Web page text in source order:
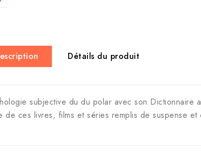
Détails du produit
subjective du du polar avec son Dictionnaire
de ces livres, films et séries remplis de suspense